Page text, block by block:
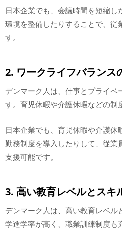
日本企業でも、会議時間を短縮し
環境を整備したりすることで、従
す。
2. ワークライフバランス
デンマーク人は、仕事とプライベ
す。育児休暇や介護休暇などの制
日本企業でも、育児休暇や介護
勤務制度を導入したりして、従業
支援可能です。
3. 高い教育レベルとスキ
デンマーク人は、高い教育レベル
学進学率が高く、職業訓練制度も